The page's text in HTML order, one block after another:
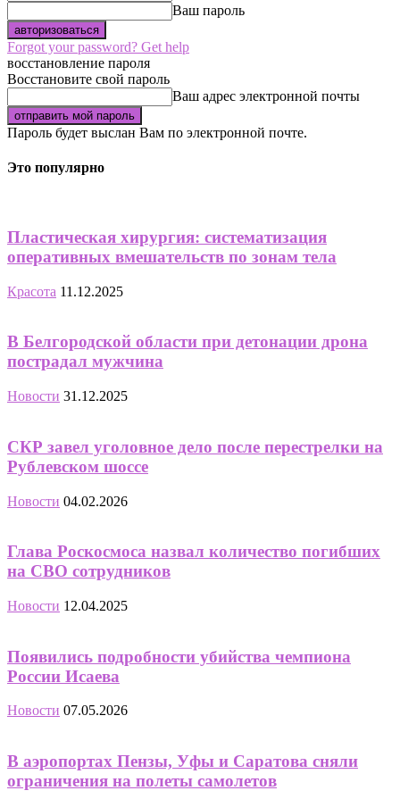
Ваш пароль
Forgot your password? Get help
восстановление пароля
Восстановите свой пароль
Ваш адрес электронной почты
Пароль будет выслан Вам по электронной почте.
Это популярно
Пластическая хирургия: систематизация
оперативных вмешательств по зонам тела
Красота 11.12.2025
В Белгородской области при детонации дрона
пострадал мужчина
Новости 31.12.2025
СКР завел уголовное дело после перестрелки на
Рублевском шоссе
Новости 04.02.2026
Глава Роскосмоса назвал количество погибших
на СВО сотрудников
Новости 12.04.2025
Появились подробности убийства чемпиона
России Исаева
Новости 07.05.2026
В аэропортах Пензы, Уфы и Саратова сняли
ограничения на полеты самолетов